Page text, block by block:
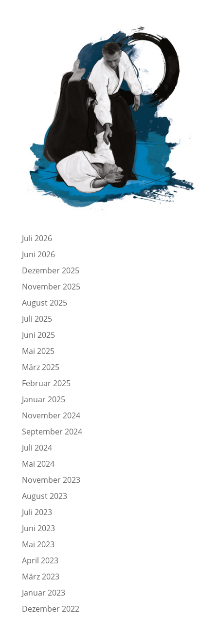
Juli 2026
Juni 2026
Dezember 2025
November 2025
August 2025
Juli 2025
Juni 2025
Mai 2025
März 2025
Februar 2025
Januar 2025
November 2024
September 2024
Juli 2024
Mai 2024
November 2023
August 2023
Juli 2023
Juni 2023
Mai 2023
April 2023
März 2023
Januar 2023
Dezember 2022